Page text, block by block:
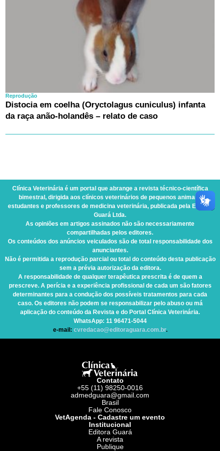
Reprodução
Distocia em coelha (Oryctolagus cuniculus) infanta
da raça anão-holandês – relato de caso
Clínica Veterinária é um portal que abrange a revista técnico-científica
bimestral, dirigida aos clínicos veterinários de pequenos animais,
estudantes e professores de medicina veterinária, publicada pela Editora
Guará Ltda.
As opiniões em artigos assinados não são necessariamente
compartilhadas pelos editores.
Os conteúdos dos anúncios veiculados são de total responsabilidade dos
anunciantes.
Não é permitida a reprodução parcial ou total do conteúdo desta publicação
sem a prévia autorização da editora.
A responsabilidade de qualquer terapêutica prescrita é de quem a
prescreve. A perícia e a experiência profissional de cada um são fatores
determinantes para a condução dos possíveis tratamentos para cada
caso. Os editores não podem se responsabilizar pelo abuso ou má
aplicação do conteúdo da Revista e do Portal Clínica Veterinária.
WhatsApp: 11 96471-5044
e-mail: cvredacao@editoraguara.com.br.
Contato
+55 (11) 98250-0016
admedguara@gmail.com
Brasil
Fale Conosco
VetAgenda - Cadastre um evento
Institucional
Editora Guará
A revista
Publique